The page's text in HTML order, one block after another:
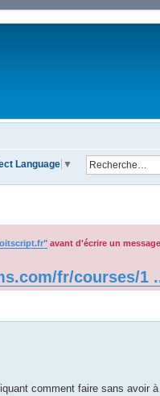
Language ▼
avant d'écrire un
fr/courses/1
comment faire sans avoir